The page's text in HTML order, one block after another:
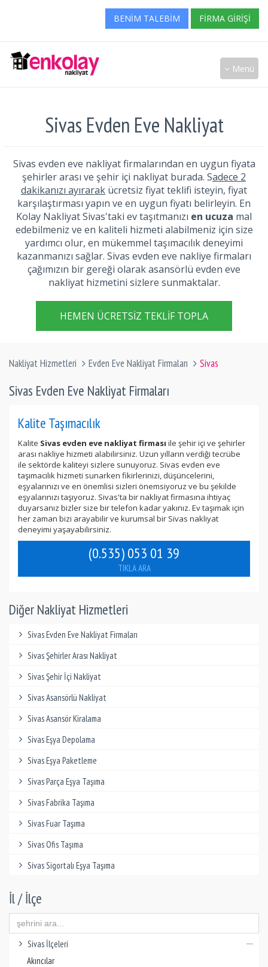
BENIM TALEBIM FIRMA GIRIŞI
Menü
Sivas Evden Eve Nakliyat
Sivas evden eve nakliyat firmalarından en uygun fiyata
şehirler arası ve şehir içi nakliyat burada. Sadece 2
dakikanızı ayırarak ücretsiz fiyat teklifi isteyin, fiyat
karşılaştırması yapın ve en uygun fiyatı belirleyin. En
Kolay Nakliyat Sivas'taki ev taşıtmanızı en ucuza mal
edebilmeniz ve en kaliteli hizmeti alabilmeniz için size
yardımcı olur, en mükemmel taşımacılık deneyimi
kazanmanızı sağlar. Sivas evden eve nakliye firmaları
çağımızın bir gereği olarak asansörlü evden eve
nakliyat hizmetini sizlere sunmaktalar.
HEMEN ÜCRETSIZ TEKLIF TOPLA
Nakliyat Hizmetleri Evden Eve Nakliyat Firmaları Sivas
Sivas Evden Eve Nakliyat Firmaları
Kalite Taşımacılık
Kalite Sivas evden eve nakliyat firması ile şehir içi ve şehirler
arası nakliye hizmeti alabilirsiniz. Uzun yılların verdiği tecrübe
ile sektörde kaliteyi sizlere sunuyoruz. Sivas evden eve
taşımacılık hizmeti sunarken fikirlerinizi, düşüncelerini,
eşyalarınızı ve en önemlisi sizleri önemsiyoruz ve bu şekilde
eşyalarınızı taşıyoruz. Sivas'ta bir nakliyat firmasına ihtiyaç
duyarsanız bizler size bir telefon kadar yakınız. Ev taşımak için
her zaman bizi arayabilir ve kurumsal bir Sivas nakliyat
deneyimi yaşayabilirsiniz.
(0.535) 053 01 39
TIKLA ARA
Diğer Nakliyat Hizmetleri
Sivas Evden Eve Nakliyat Firmaları
Sivas Şehirler Arası Nakliyat
Sivas Şehir İçi Nakliyat
Sivas Asansörlü Nakliyat
Sivas Asansör Kiralama
Sivas Eşya Depolama
Sivas Eşya Paketleme
Sivas Parça Eşya Taşıma
Sivas Fabrika Taşıma
Sivas Fuar Taşıma
Sivas Ofis Taşıma
Sivas Sigortalı Eşya Taşıma
İl / İlçe
Sivas İlçeleri
Akıncılar